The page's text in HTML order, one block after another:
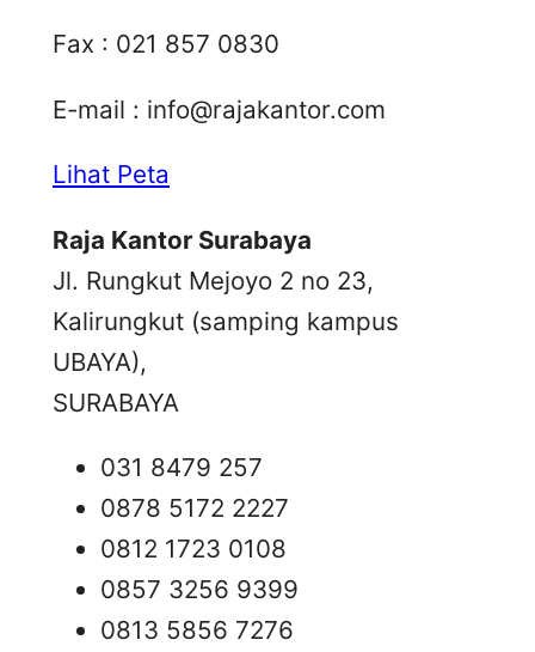
Fax : 021 857 0830
E-mail : info@rajakantor.com
Lihat Peta
Raja Kantor Surabaya
Jl. Rungkut Mejoyo 2 no 23,
Kalirungkut (samping kampus
UBAYA),
SURABAYA
031 8479 257
0878 5172 2227
0812 1723 0108
0857 3256 9399
0813 5856 7276